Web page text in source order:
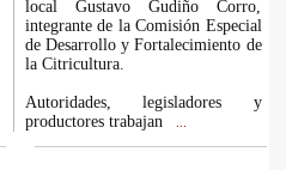
local Gustavo Gudiño Corro,
integrante de la Comisión Especial
de Desarrollo y Fortalecimiento de
la Citricultura.
Autoridades, legisladores y
productores trabajan